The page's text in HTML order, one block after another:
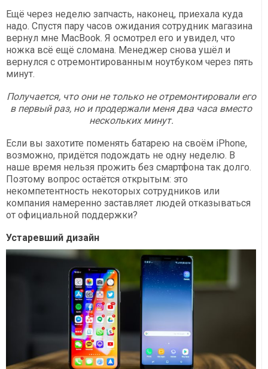
Ещё через неделю запчасть, наконец, приехала куда
надо. Спустя пару часов ожидания сотрудник магазина
вернул мне MacBook. Я осмотрел его и увидел, что
ножка всё ещё сломана. Менеджер снова ушёл и
вернулся с отремонтированным ноутбуком через пять
минут.
Получается, что они не только не отремонтировали его
в первый раз, но и продержали меня два часа вместо
нескольких минут.
Если вы захотите поменять батарею на своём iPhone,
возможно, придётся подождать не одну неделю. В
наше время нельзя прожить без смартфона так долго.
Поэтому вопрос остаётся открытым: это
некомпетентность некоторых сотрудников или
компания намеренно заставляет людей отказываться
от официальной поддержки?
Устаревший дизайн